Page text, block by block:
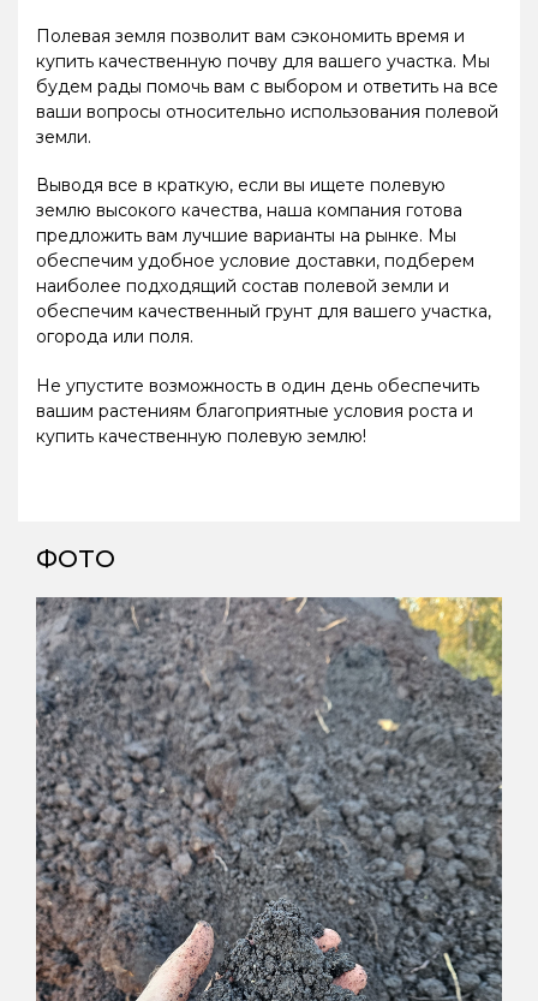
Полевая земля позволит вам сэкономить время и
купить качественную почву для вашего участка. Мы
будем рады помочь вам с выбором и ответить на все
ваши вопросы относительно использования полевой
земли.
Выводя все в краткую, если вы ищете полевую
землю высокого качества, наша компания готова
предложить вам лучшие варианты на рынке. Мы
обеспечим удобное условие доставки, подберем
наиболее подходящий состав полевой земли и
обеспечим качественный грунт для вашего участка,
огорода или поля.
Не упустите возможность в один день обеспечить
вашим растениям благоприятные условия роста и
купить качественную полевую землю!
ФОТО